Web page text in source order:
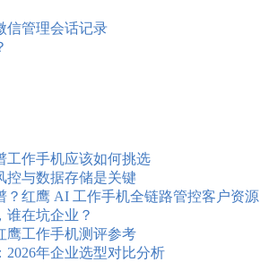
信管理会话记录
工作手机应该如何挑选
控与数据存储是关键
？红鹰 AI 工作手机全链路管控客户资源
谁在坑企业？
鹰工作手机测评参考
年企业选型对比分析